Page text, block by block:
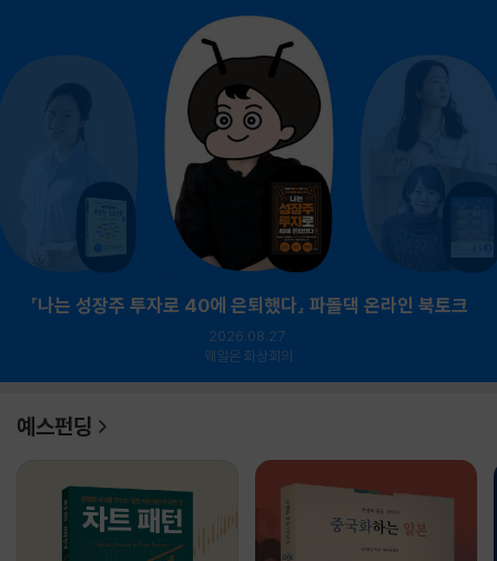
『나는 성장주 투자로 40에 은퇴했다』 파돌댁 온라인 북토크
2026.08.27.
웨일온 화상회의
예스펀딩